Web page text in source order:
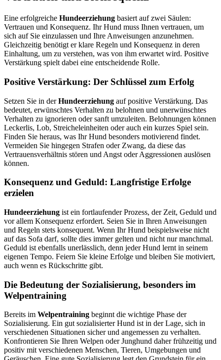
Eine erfolgreiche Hundeerziehung basiert auf zwei Säulen:
Vertrauen und Konsequenz. Ihr Hund muss Ihnen vertrauen, um
sich auf Sie einzulassen und Ihre Anweisungen anzunehmen.
Gleichzeitig benötigt er klare Regeln und Konsequenz in deren
Einhaltung, um zu verstehen, was von ihm erwartet wird. Positive
Verstärkung spielt dabei eine entscheidende Rolle.
Positive Verstärkung: Der Schlüssel zum Erfolg
Setzen Sie in derHundeerziehung auf positive Verstärkung. Das
bedeutet, erwünschtes Verhalten zu belohnen und unerwünschtes
Verhalten zu ignorieren oder sanft umzuleiten. Belohnungen können
Leckerlis, Lob, Streicheleinheiten oder auch ein kurzes Spiel sein.
Finden Sie heraus, was Ihr Hund besonders motivierend findet.
Vermeiden Sie hingegen Strafen oder Zwang, da diese das
Vertrauensverhältnis stören und Angst oder Aggressionen auslösen
können.
Konsequenz und Geduld: Langfristige Erfolge
erzielen
Hundeerziehung ist ein fortlaufender Prozess, der Zeit, Geduld und
vor allem Konsequenz erfordert. Seien Sie in Ihren Anweisungen
und Regeln stets konsequent. Wenn Ihr Hund beispielsweise nicht
auf das Sofa darf, sollte dies immer gelten und nicht nur manchmal.
Geduld ist ebenfalls unerlässlich, denn jeder Hund lernt in seinem
eigenen Tempo. Feiern Sie kleine Erfolge und bleiben Sie motiviert,
auch wenn es Rückschritte gibt.
Die Bedeutung der Sozialisierung, besonders im
Welpentraining
Bereits im Welpentraining beginnt die wichtige Phase der
Sozialisierung. Ein gut sozialisierter Hund ist in der Lage, sich in
verschiedenen Situationen sicher und angemessen zu verhalten.
Konfrontieren Sie Ihren Welpen oder Junghund daher frühzeitig und
positiv mit verschiedenen Menschen, Tieren, Umgebungen und